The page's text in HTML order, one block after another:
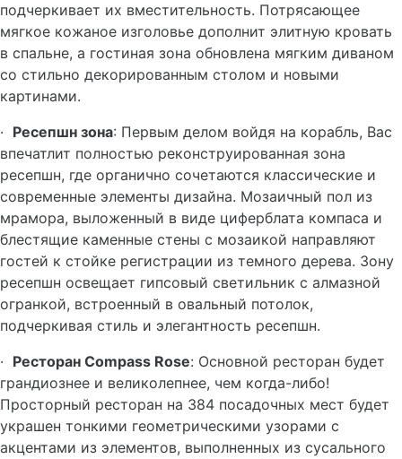
подчеркивает их вместительность. Потрясающее
мягкое кожаное изголовье дополнит элитную кровать
в спальне, а гостиная зона обновлена мягким диваном
со стильно декорированным столом и новыми
картинами.
· Ресепшн зона: Первым делом войдя на корабль, Вас
впечатлит полностью реконструированная зона
ресепшн, где органично сочетаются классические и
современные элементы дизайна. Мозаичный пол из
мрамора, выложенный в виде циферблата компаса и
блестящие каменные стены с мозаикой направляют
гостей к стойке регистрации из темного дерева. Зону
ресепшн освещает гипсовый светильник с алмазной
огранкой, встроенный в овальный потолок,
подчеркивая стиль и элегантность ресепшн.
· Ресторан Compass Rose: Основной ресторан будет
грандиознее и великолепнее, чем когда-либо!
Просторный ресторан на 384 посадочных мест будет
украшен тонкими геометрическими узорами с
акцентами из элементов, выполненных из сусального